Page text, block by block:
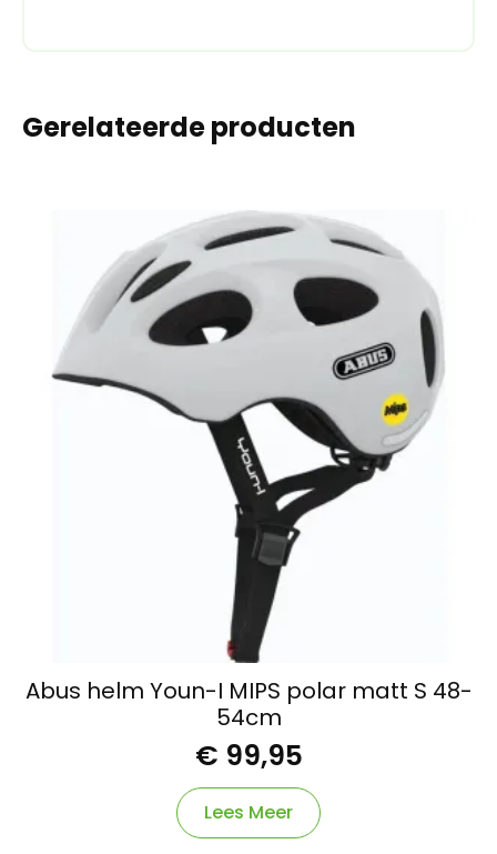
Gerelateerde producten
Abus helm Youn-I MIPS polar matt S 48-
54cm
€ 99,95
Lees Meer